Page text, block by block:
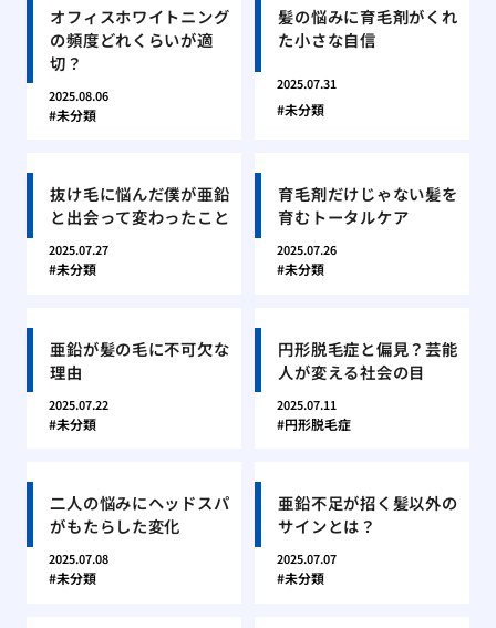
オフィスホワイトニング
の頻度どれくらいが適
切？
2025.08.06
未分類
髪の悩みに育毛剤がくれ
た小さな自信
2025.07.31
未分類
抜け毛に悩んだ僕が亜鉛
と出会って変わったこと
2025.07.27
未分類
育毛剤だけじゃない髪を
育むトータルケア
2025.07.26
未分類
亜鉛が髪の毛に不可欠な
理由
2025.07.22
未分類
円形脱毛症と偏見？芸能
人が変える社会の目
2025.07.11
円形脱毛症
二人の悩みにヘッドスパ
がもたらした変化
2025.07.08
未分類
亜鉛不足が招く髪以外の
サインとは？
2025.07.07
未分類